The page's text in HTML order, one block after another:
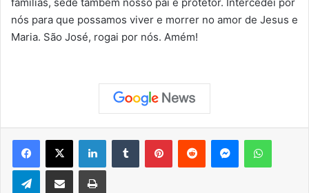
famílias, sede também nosso pai e protetor. Intercedei por
nós para que possamos viver e morrer no amor de Jesus e
Maria. São José, rogai por nós. Amém!
Telegram